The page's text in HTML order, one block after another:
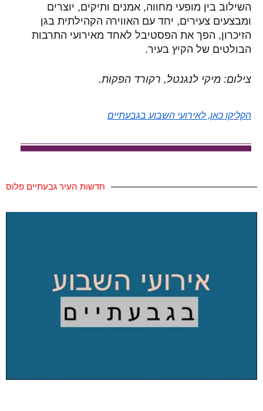
השילוב בין מופעי מחווה, אמנים ותיקים, יוצרים
ומבצעים צעירים, יחד עם האווירה הקהילתית בגן
הזיכרון, הפך את הפסטיבל לאחד מאירועי התרבות
הבולטים של הקיץ בעיר.
צילום: מיקי לנגנטל, רקורד הפקות.
הקליקו כאן, לאירועי השבוע בגבעתיים
חדשות העיר גבעתיים פלוס